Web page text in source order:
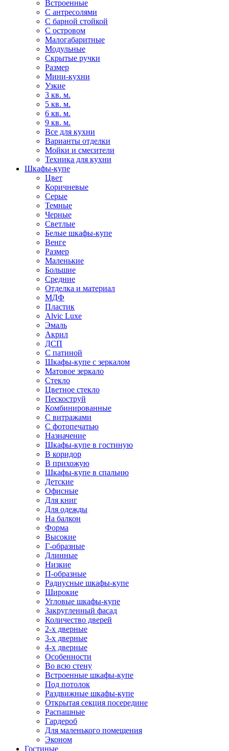
Встроенные
С антресолями
С барной стойкой
С островом
Малогабаритные
Модульные
Скрытые ручки
Размер
Мини-кухни
Узкие
3 кв. м.
5 кв. м.
6 кв. м.
9 кв. м.
Все для кухни
Варианты отделки
Мойки и смесители
Техника для кухни
Шкафы-купе
Цвет
Коричневые
Серые
Темные
Черные
Светлые
Белые шкафы-купе
Венге
Размер
Маленькие
Большие
Средние
Отделка и материал
МДФ
Пластик
Alvic Luxe
Эмаль
Акрил
ДСП
С патиной
Шкафы-купе с зеркалом
Матовое зеркало
Стекло
Цветное стекло
Пескоструй
Комбинированные
С витражами
С фотопечатью
Назначение
Шкафы-купе в гостиную
В коридор
В прихожую
Шкафы-купе в спальню
Детские
Офисные
Для книг
Для одежды
На балкон
Форма
Высокие
Г-образные
Длинные
Низкие
П-образные
Радиусные шкафы-купе
Широкие
Угловые шкафы-купе
Закругленный фасад
Количество дверей
2-х дверные
3-х дверные
4-х дверные
Особенности
Во всю стену
Встроенные шкафы-купе
Под потолок
Раздвижные шкафы-купе
Открытая секция посередине
Распашные
Гардероб
Для маленького помещения
Эконом
Гостиные